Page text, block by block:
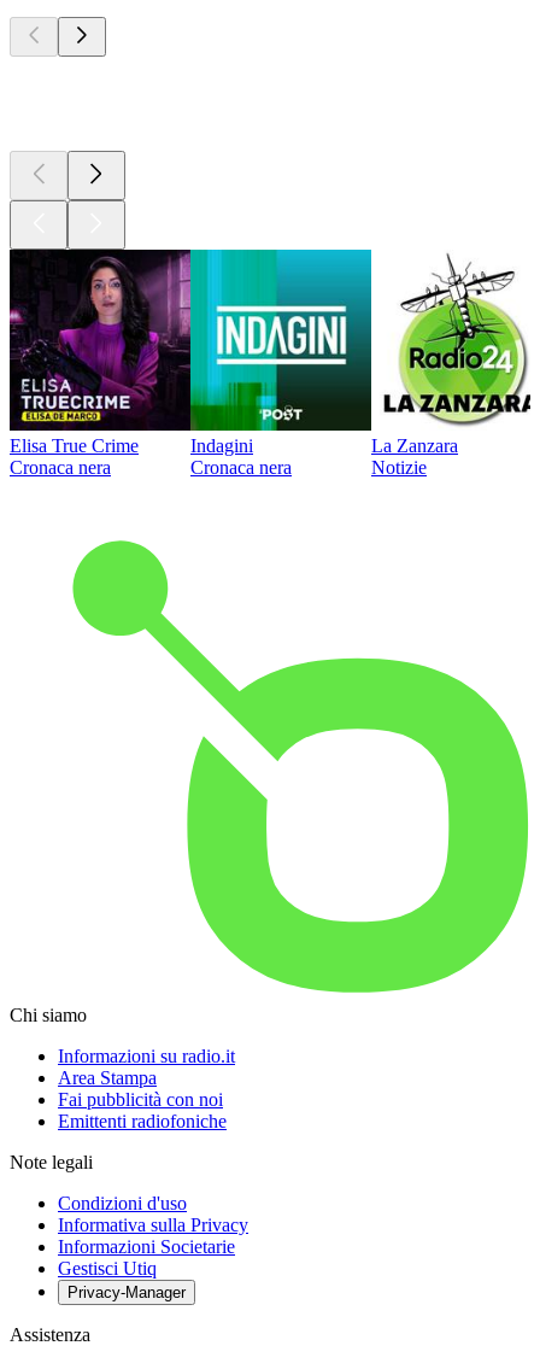
Elisa True Crime
Cronaca nera
Indagini
Cronaca nera
La Zanzara
Notizie
Chi siamo
Informazioni su radio.it
Area Stampa
Fai pubblicità con noi
Emittenti radiofoniche
Note legali
Condizioni d'uso
Informativa sulla Privacy
Informazioni Societarie
Gestisci Utiq
Privacy-Manager
Assistenza